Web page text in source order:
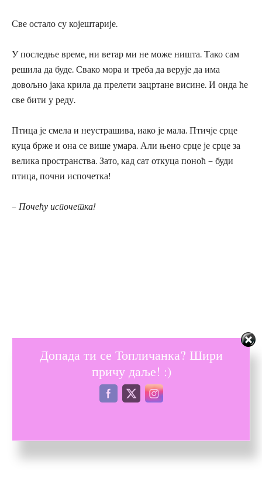
Све остало су којештарије.
У последње време, ни ветар ми не може ништа. Тако сам
решила да буде. Свако мора и треба да верује да има
довољно јака крила да прелети зацртане висине. И онда ће
све бити у реду.
Птица је смела и неустрашива, иако је мала. Птичје срце
куца брже и она се више умара. Али њено срце је срце за
велика пространства. Зато, кад сат откуца поноћ – буди
птица, почни испочетка!
– Почећу испочетка!
Допада ти се Топличанка? Шири
причу даље! :)